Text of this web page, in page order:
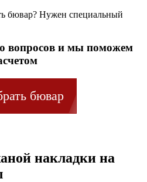
бювар? Нужен специальный
вопросов и мы поможем
бювар
накладки на